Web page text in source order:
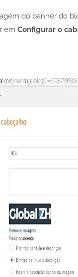
do banner do
em Configurar o